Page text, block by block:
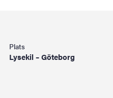
Plats
Lysekil – Göteborg